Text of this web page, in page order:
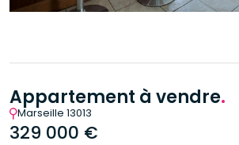
Appartement à vendre.
Marseille 13013
329 000 €